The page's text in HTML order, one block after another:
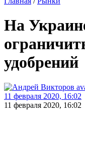
На
удобрений
11 февраля 2020, 16:02
11 февраля 2020, 16:02